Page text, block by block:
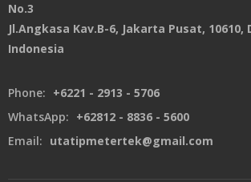
No.3
Jl.Angkasa Kav.B-6, Jakarta Pusat, 10610,
Indonesia
Phone: +6221 - 2913 - 5706
WhatsApp: +62812 - 8836 - 5600
Email: utatipmetertek@gmail.com